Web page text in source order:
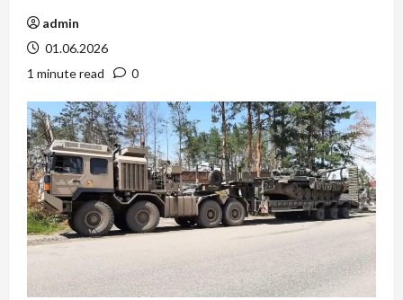
admin
01.06.2026
1 minute read
0